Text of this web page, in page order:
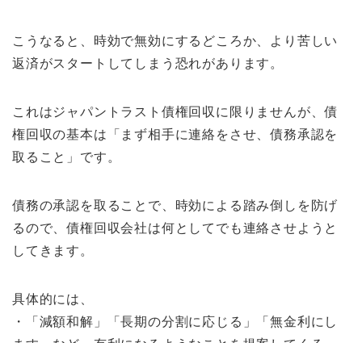
こうなると、時効で無効にするどころか、より苦しい
返済がスタートしてしまう恐れがあります。
これはジャパントラスト債権回収に限りませんが、債
権回収の基本は「まず相手に連絡をさせ、債務承認を
取ること」です。
債務の承認を取ることで、時効による踏み倒しを防げ
るので、債権回収会社は何としてでも連絡させようと
してきます。
具体的には、
・「減額和解」「長期の分割に応じる」「無金利にし